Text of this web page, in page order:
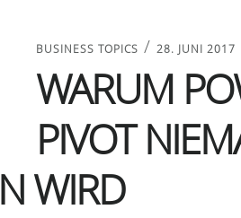
BUSINESS TOPICS / 28. JUNI 2017
WARUM
PIVOT
WIRD